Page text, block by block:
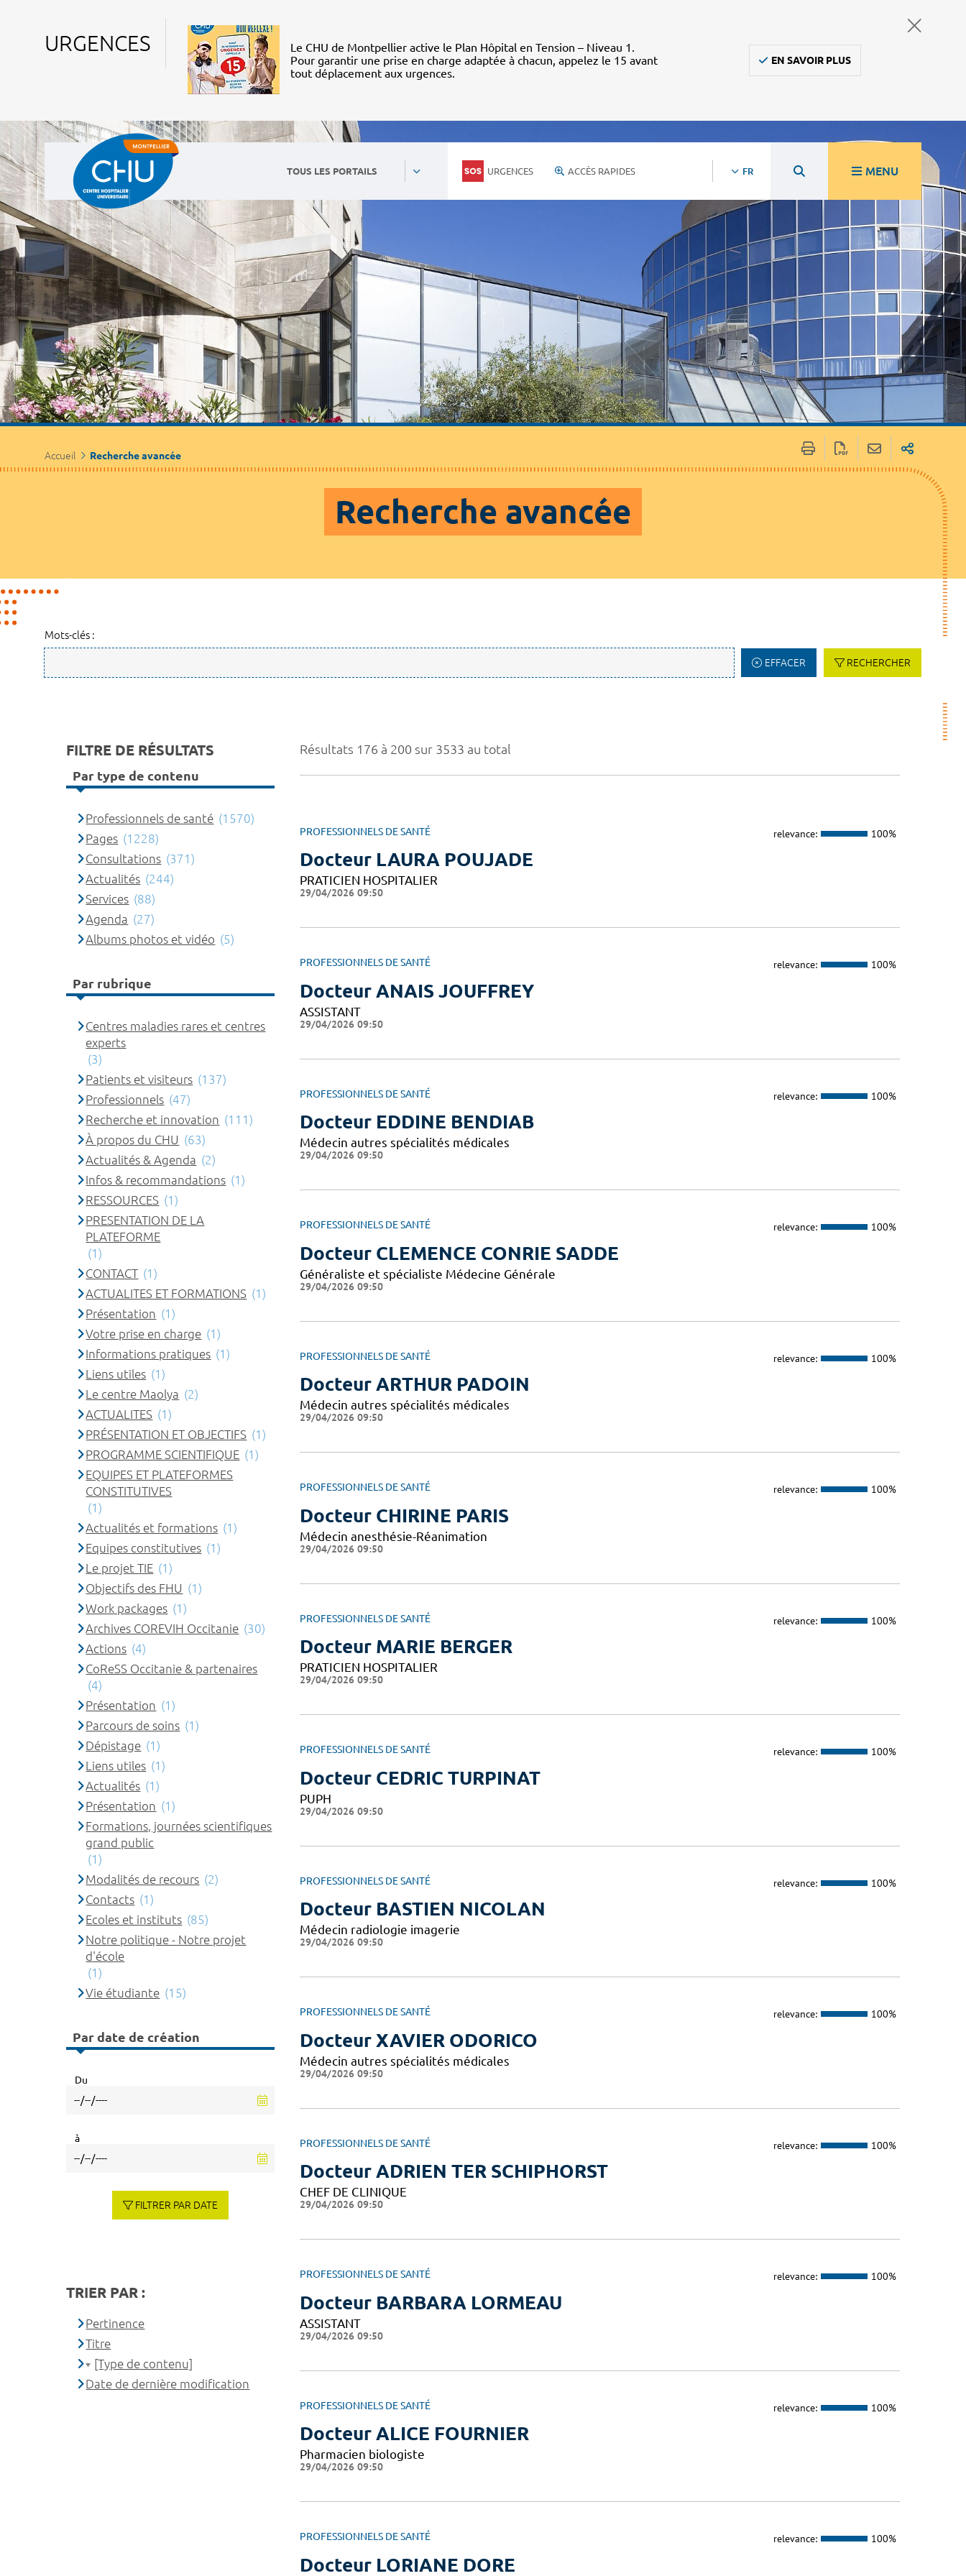
URGENCES
Le CHU de Montpellier active le Plan Hôpital en Tension – Niveau 1.
Pour garantir une prise en charge adaptée à chacun, appelez le 15 avant
tout déplacement aux urgences.
EN SAVOIR PLUS
TOUS LES PORTAILS URGENCES ACCÈS RAPIDES FR MENU
Accueil Recherche avancée
Recherche avancée
Mots-clés :
EFFACER RECHERCHER
Résultats 176 à 200 sur 3533 au total
PROFESSIONNELS DE SANTÉ relevance: 100%
Docteur LAURA POUJADE
PRATICIEN HOSPITALIER
29/04/2026 09:50
PROFESSIONNELS DE SANTÉ relevance: 100%
Docteur ANAIS JOUFFREY
ASSISTANT
29/04/2026 09:50
PROFESSIONNELS DE SANTÉ relevance: 100%
Docteur EDDINE BENDIAB
Médecin autres spécialités médicales
29/04/2026 09:50
PROFESSIONNELS DE SANTÉ relevance: 100%
Docteur CLEMENCE CONRIE SADDE
Généraliste et spécialiste Médecine Générale
29/04/2026 09:50
PROFESSIONNELS DE SANTÉ relevance: 100%
Docteur ARTHUR PADOIN
Médecin autres spécialités médicales
29/04/2026 09:50
PROFESSIONNELS DE SANTÉ relevance: 100%
Docteur CHIRINE PARIS
Médecin anesthésie-Réanimation
29/04/2026 09:50
PROFESSIONNELS DE SANTÉ relevance: 100%
Docteur MARIE BERGER
PRATICIEN HOSPITALIER
29/04/2026 09:50
PROFESSIONNELS DE SANTÉ relevance: 100%
Docteur CEDRIC TURPINAT
PUPH
29/04/2026 09:50
PROFESSIONNELS DE SANTÉ relevance: 100%
Docteur BASTIEN NICOLAN
Médecin radiologie imagerie
29/04/2026 09:50
PROFESSIONNELS DE SANTÉ relevance: 100%
Docteur XAVIER ODORICO
Médecin autres spécialités médicales
29/04/2026 09:50
PROFESSIONNELS DE SANTÉ relevance: 100%
Docteur ADRIEN TER SCHIPHORST
CHEF DE CLINIQUE
29/04/2026 09:50
PROFESSIONNELS DE SANTÉ relevance: 100%
Docteur BARBARA LORMEAU
ASSISTANT
29/04/2026 09:50
PROFESSIONNELS DE SANTÉ relevance: 100%
Docteur ALICE FOURNIER
Pharmacien biologiste
29/04/2026 09:50
PROFESSIONNELS DE SANTÉ relevance: 100%
Docteur LORIANE DORE
FILTRE DE RÉSULTATS
Par type de contenu
Professionnels de santé (1570)
Pages (1228)
Consultations (371)
Actualités (244)
Services (88)
Agenda (27)
Albums photos et vidéo (5)
Par rubrique
Centres maladies rares et centres
experts
(3)
Patients et visiteurs (137)
Professionnels (47)
Recherche et innovation (111)
À propos du CHU (63)
Actualités & Agenda (2)
Infos & recommandations (1)
RESSOURCES (1)
PRESENTATION DE LA
PLATEFORME
(1)
CONTACT (1)
ACTUALITES ET FORMATIONS (1)
Présentation (1)
Votre prise en charge (1)
Informations pratiques (1)
Liens utiles (1)
Le centre Maolya (2)
ACTUALITES (1)
PRÉSENTATION ET OBJECTIFS (1)
PROGRAMME SCIENTIFIQUE (1)
EQUIPES ET PLATEFORMES
CONSTITUTIVES
(1)
Actualités et formations (1)
Equipes constitutives (1)
Le projet TIE (1)
Objectifs des FHU (1)
Work packages (1)
Archives COREVIH Occitanie (30)
Actions (4)
CoReSS Occitanie & partenaires
(4)
Présentation (1)
Parcours de soins (1)
Dépistage (1)
Liens utiles (1)
Actualités (1)
Présentation (1)
Formations, journées scientifiques
grand public
(1)
Modalités de recours (2)
Contacts (1)
Ecoles et instituts (85)
Notre politique - Notre projet
d'école
(1)
Vie étudiante (15)
Par date de création
Du
à
FILTRER PAR DATE
TRIER PAR :
Pertinence
Titre
[Type de contenu]
Date de dernière modification